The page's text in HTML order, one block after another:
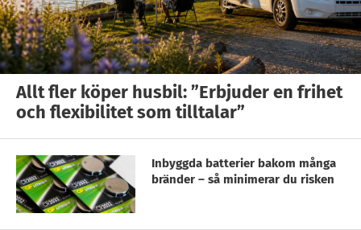
Allt fler köper husbil: ”Erbjuder en frihet
och flexibilitet som tilltalar”
Inbyggda batterier bakom många
bränder – så minimerar du risken